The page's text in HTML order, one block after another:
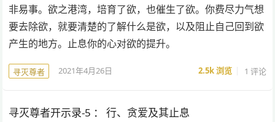
非易事。欲之港湾，培育了欲，也催生了欲。你费尽力气想
要去除欲，就要清楚的了解什么是欲，以及阻止自己回到欲
产生的地方。止息你的心对欲的提升。
寻灭尊者 2021年4月26日 2.5k浏览 1 评论
寻灭尊者开示录-5 ： 行、贪爱及其止息